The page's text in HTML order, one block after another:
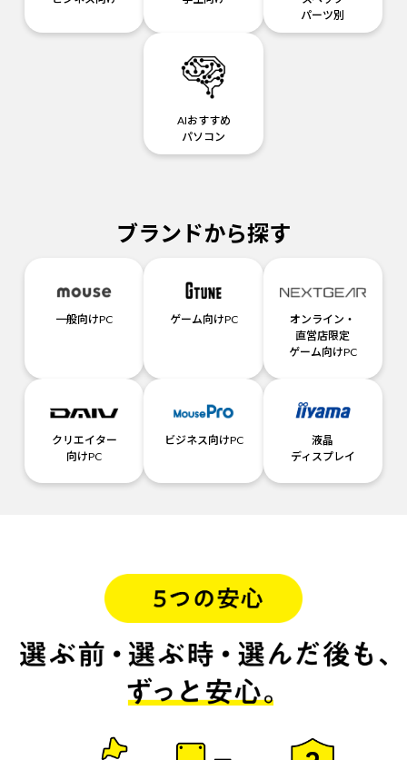
パーツ別
AIおすすめ
パソコン
ブランドから探す
一般向けPC ゲーム向けPC
オンライン・
直営店限定
ゲーム向けPC
クリエイター
向けPC
ビジネス向けPC
液晶
ディスプレイ